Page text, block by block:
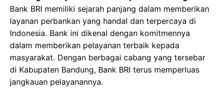
Bank BRI memiliki sejarah panjang dalam memberikan
layanan perbankan yang handal dan terpercaya di
Indonesia. Bank ini dikenal dengan komitmennya
dalam memberikan pelayanan terbaik kepada
masyarakat. Dengan berbagai cabang yang tersebar
di Kabupaten Bandung, Bank BRI terus memperluas
jangkauan pelayanannya.